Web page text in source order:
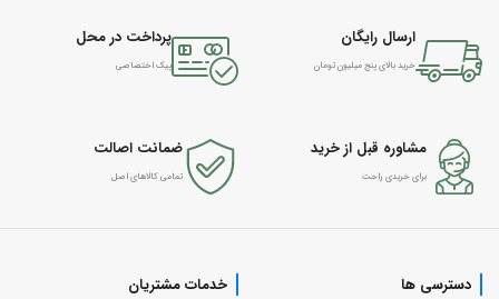
ارسال رایگان
خرید بالای پنج میلیون تومان
پرداخت در محل
پیک اختصاصی
مشاوره قبل از خرید
برای خریدی راحت
ضمانت اصالت
تمامی کالاهای اصل
دسترسی ها
خدمات مشتریان